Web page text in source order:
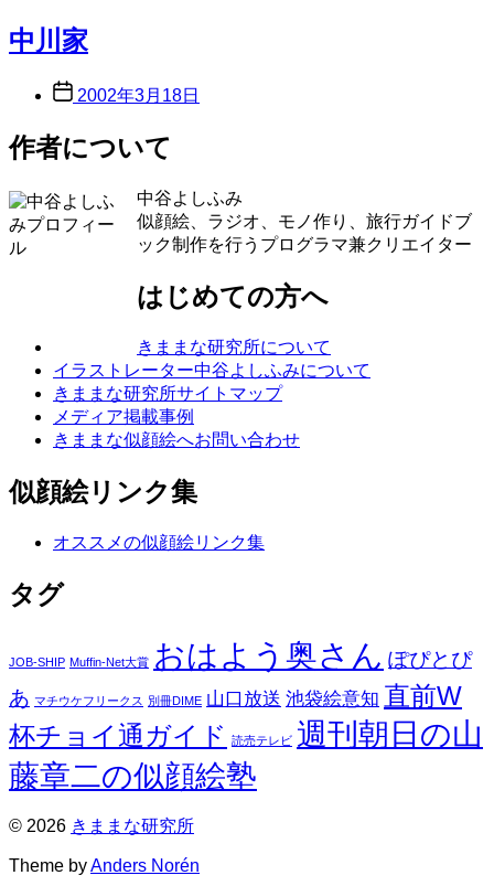
中川家
Post
date
2002年3月18日
作者について
中谷よしふみ
似顔絵、ラジオ、モノ作り、旅行ガイドブ
ック制作を行うプログラマ兼クリエイター
はじめての方へ
きままな研究所について
イラストレーター中谷よしふみについて
きままな研究所サイトマップ
メディア掲載事例
きままな似顔絵へお問い合わせ
似顔絵リンク集
オススメの似顔絵リンク集
タグ
JOB-SHIP Muffin-Net大賞 おはよう奥さん ぽぴとぴ
あ マチウケフリークス 別冊DIME 山口放送 池袋絵意知 直前W
杯チョイ通ガイド
読売テレビ 週刊朝日の山
藤章二の似顔絵塾
© 2026 きままな研究所
Theme byAnders Norén